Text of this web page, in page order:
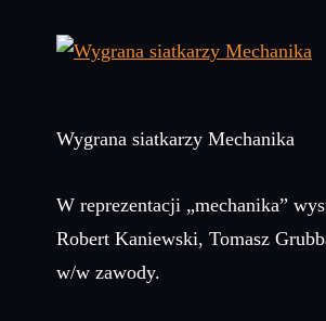
Wygrana siatkarzy Mechanika
W reprezentacji „mechanika”
Robert Kaniewski, Tomasz
w/w zawody.